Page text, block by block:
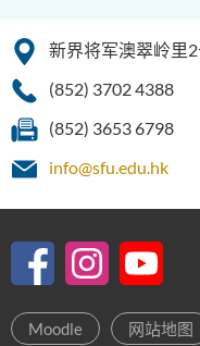
新界将军澳翠岭里2
(852) 3702 4388
(852) 3653 6798
info@sfu.edu.hk
Moodle 网站地图